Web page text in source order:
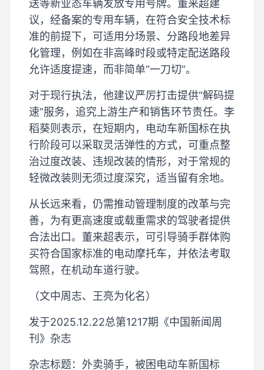
送等新业态车辆发放专用号牌。董来超建
议，经备案的专用车辆，在符合安全技术标
准的前提下，可适用分场景、分路段地差异
化管理，例如在非高峰时段或特定配送路段
允许适度提速，而非简单“一刀切”。
对于现行执法，他建议严厉打击提供“解码提
速”服务，追究上游生产和销售环节责任。李
稻葵则表示，在短期内，电动车新国标在执
行阶段可以采取灵活弹性的方式，可重点整
治过度改装、违规改装的情形，对于常规的
轻微改装则无须过度深究，适当留有余地。
从长远来看，仍需推动管理制度的改革与完
善，为有更高速度或载重需求的驾驶者提供
合法出口。董来超表示，可引导骑手群体购
买符合国家标准的电动摩托车，并依法考取
驾照，在机动车道行驶。
（文中周志、王亮为化名）
发于2025.12.22总第1217期《中国新闻周
刊》杂志
杂志标题：外卖骑手，被困电动车新国标